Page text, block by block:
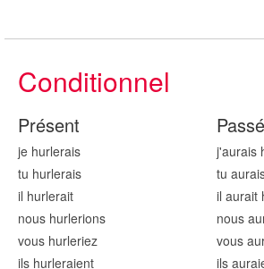
Conditionnel
Présent
je hurlerais
tu hurlerais
il hurlerait
nous hurlerions
vous hurleriez
ils hurleraient
j'aurais
tu
il aurait
nous
vous
ils